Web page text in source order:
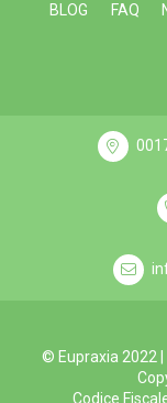
BLOG FAQ
© Eupraxia 2022 |
Codice